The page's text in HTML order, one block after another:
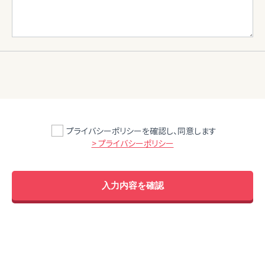
プライバシーポリシーを確認し、同意します
> プライバシーポリシー
入力内容を確認